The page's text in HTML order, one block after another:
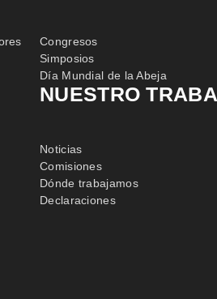
Congresos
Simposios
Día Mundial de la Abeja
NUESTRO
Noticias
Comisiones
Dónde trabajamos
Declaraciones